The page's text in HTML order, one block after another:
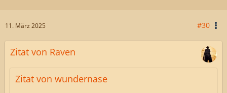
11. März 2025 #30
Zitat von Raven
Zitat von wundernase